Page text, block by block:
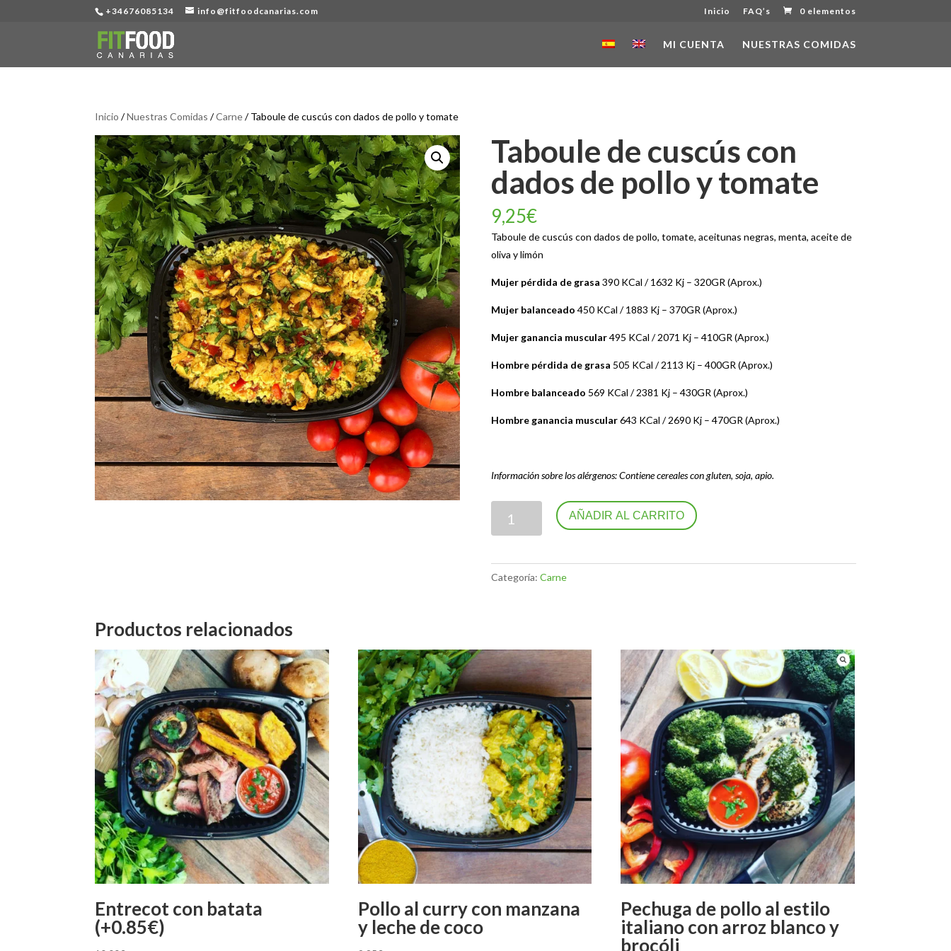
+34676085134 info@fitfoodcanarias.com Inicio FAQ’s 0 elementos
MI CUENTA NUESTRAS COMIDAS
Inicio /Nuestras Comidas /Carne/ Taboule de cuscús con dados de pollo y tomate
Taboule de cuscús con
dados de pollo y tomate
9,25€
Taboule de cuscús con dados de pollo, tomate, aceitunas negras, menta, aceite de
oliva y limón
Mujer pérdida de grasa 390 KCal / 1632 Kj – 320GR (Aprox.)
Mujer balanceado 450 KCal / 1883 Kj – 370GR (Aprox.)
Mujer ganancia muscular495 KCal / 2071 Kj – 410GR (Aprox.)
Hombre pérdida de grasa 505 KCal / 2113 Kj – 400GR (Aprox.)
Hombre balanceado 569 KCal / 2381 Kj – 430GR (Aprox.)
Hombre ganancia muscular643 KCal / 2690 Kj – 470GR (Aprox.)
Información sobre los alérgenos: Contiene cereales con gluten, soja, apio.
con
dados
tomate
cantidad
AÑADIR AL CARRITO
Categoría: Carne
Productos relacionados
Entrecot con batata
(+0.85€)
Pollo al curry con manzana
y leche de coco
Pechuga de pollo al estilo
italiano con arroz blanco y
brocóli